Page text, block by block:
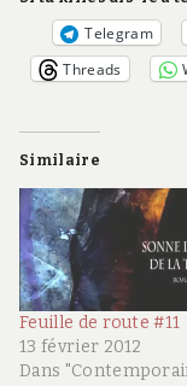
Telegram
Threads
Similaire
Feuille de route #11
13 février 2012
Dans